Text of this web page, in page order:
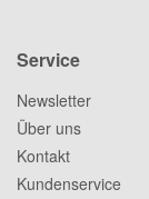
Service
Newsletter
Über uns
Kontakt
Kundenservice